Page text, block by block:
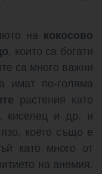
на кокосово
, които са богати
са много важни
имат по-голяма
растения като
киселец и др. и
което също е
като много от
на анемия.